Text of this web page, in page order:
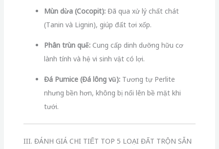
Mùn dừa (Cocopit):Đã qua xử lý chất chát
(Tanin và Lignin), giúp đất tơi xốp.
Phân trùn quế:Cung cấp dinh dưỡng hữu cơ
lành tính và hệ vi sinh vật có lợi.
Đá Pumice (Đá lông vũ):Tương tự Perlite
nhưng bền hơn, không bị nổi lên bề mặt khi
tưới.
III. ĐÁNH GIÁ CHI TIẾT TOP 5 LOẠI ĐẤT TRỘN SẴN